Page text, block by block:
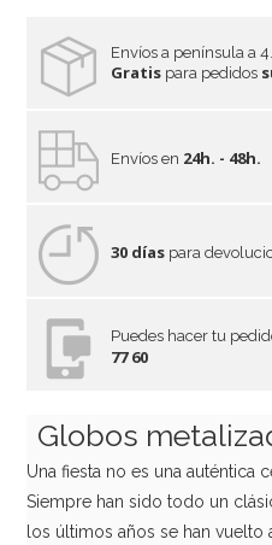
Globo Decorativo Unicornio
Envíos a península a
Gratis para pedidos
Envíos en 24h. - 48h.
30 días para
Puedes hacer tu
77 60
Globos
Una fiesta no es una auténtica
Siempre han sido todo un
los últimos años se han